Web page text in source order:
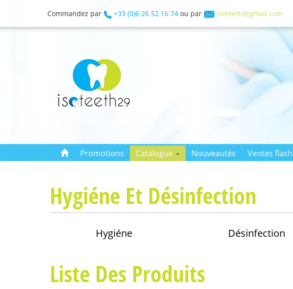
Promotions Catalogue Nouveautés Ventes flash
Commandez par +33 (0)6 26 52 16 74 ou par isoteeth@gmail.com
Hygiéne Et Désinfection
Hygiéne Désinfection
Liste Des Produits